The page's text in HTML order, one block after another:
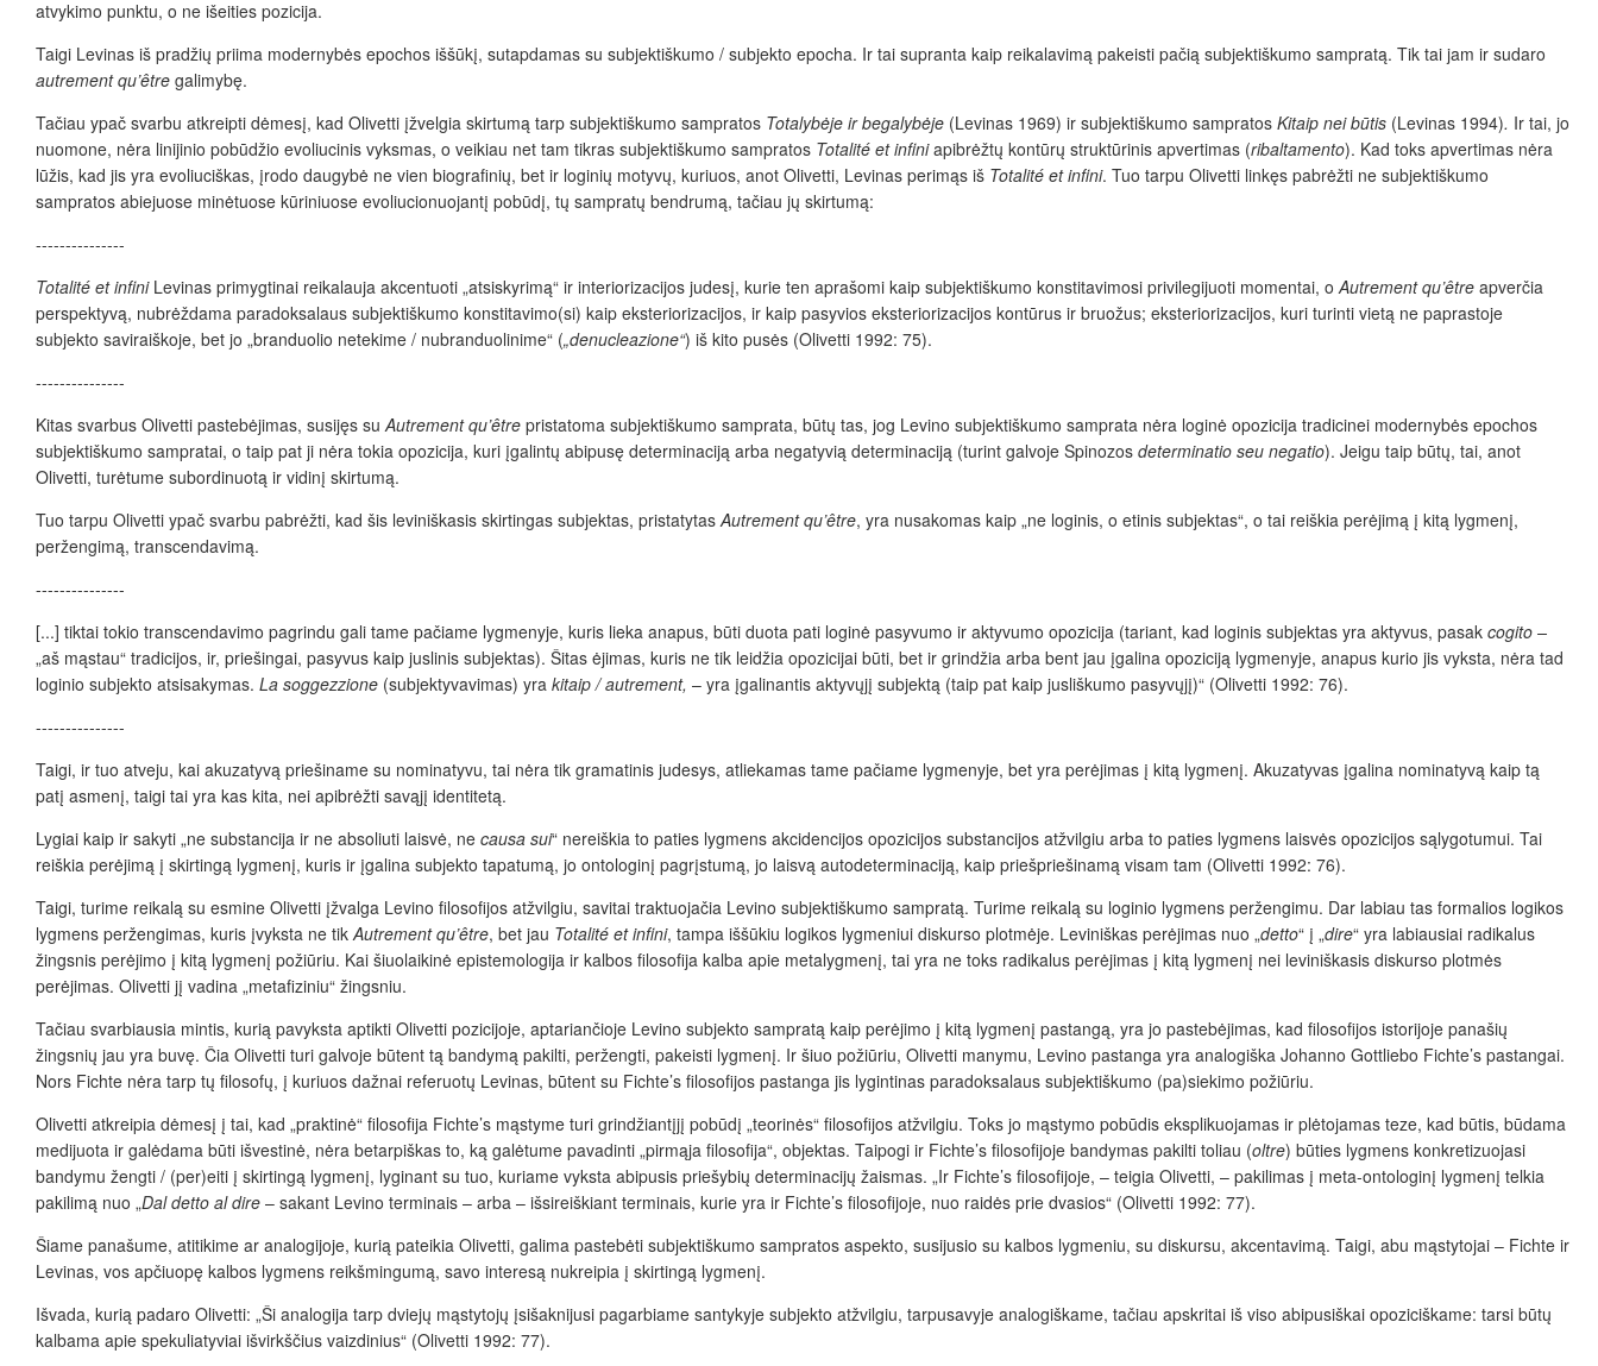
atvykimo punktu, o ne išeities pozicija.
Taigi Levinas iš pradžių priima modernybės epochos iššūkį, sutapdamas su subjektiškumo / subjekto epocha. Ir tai supranta kaip reikalavimą pakeisti pačią subjektiškumo sampratą. Tik tai jam ir sudaro
autrement qu’être galimybę.
Tačiau ypač svarbu atkreipti dėmesį, kad Olivetti įžvelgia skirtumą tarp subjektiškumo sampratos Totalybėje ir begalybėje (Levinas 1969) ir subjektiškumo sampratos Kitaip nei būtis (Levinas 1994). Ir tai, jo
nuomone, nėra linijinio pobūdžio evoliucinis vyksmas, o veikiau net tam tikras subjektiškumo sampratos Totalité et infiniapibrėžtų kontūrų struktūrinis apvertimas (ribaltamento). Kad toks apvertimas nėra
lūžis, kad jis yra evoliuciškas, įrodo daugybė ne vien biografinių, bet ir loginių motyvų, kuriuos, anot Olivetti, Levinas perimąs iš Totalité et infini. Tuo tarpu Olivetti linkęs pabrėžti ne subjektiškumo
sampratos abiejuose minėtuose kūriniuose evoliucionuojantį pobūdį, tų sampratų bendrumą, tačiau jų skirtumą:
---------------
Totalité et infini Levinas primygtinai reikalauja akcentuoti „atsiskyrimą“ ir interiorizacijos judesį, kurie ten aprašomi kaip subjektiškumo konstitavimosi privilegijuoti momentai, oAutrement qu’être apverčia
perspektyvą, nubrėždama paradoksalaus subjektiškumo konstitavimo(si) kaip eksteriorizacijos, ir kaip pasyvios eksteriorizacijos kontūrus ir bruožus; eksteriorizacijos, kuri turinti vietą ne paprastoje
subjekto saviraiškoje, bet jo „branduolio netekime / nubranduolinime“ („denucleazione“) iš kito pusės (Olivetti 1992: 75).
---------------
Kitas svarbus Olivetti pastebėjimas, susijęs suAutrement qu’être pristatoma subjektiškumo samprata, būtų tas, jog Levino subjektiškumo samprata nėra loginė opozicija tradicinei modernybės epochos
subjektiškumo sampratai, o taip pat ji nėra tokia opozicija, kuri įgalintų abipusę determinaciją arba negatyvią determinaciją (turint galvoje Spinozos determinatio seu negatio). Jeigu taip būtų, tai, anot
Olivetti, turėtume subordinuotą ir vidinį skirtumą.
Tuo tarpu Olivetti ypač svarbu pabrėžti, kad šis leviniškasis skirtingas subjektas, pristatytasAutrement qu’être, yra nusakomas kaip „ne loginis, o etinis subjektas“, o tai reiškia perėjimą į kitą lygmenį,
peržengimą, transcendavimą.
---------------
[...] tiktai tokio transcendavimo pagrindu gali tame pačiame lygmenyje, kuris lieka anapus, būti duota pati loginė pasyvumo ir aktyvumo opozicija (tariant, kad loginis subjektas yra aktyvus, pasak cogito –
„aš mąstau“ tradicijos, ir, priešingai, pasyvus kaip juslinis subjektas). Šitas ėjimas, kuris ne tik leidžia opozicijai būti, bet ir grindžia arba bent jau įgalina opoziciją lygmenyje, anapus kurio jis vyksta, nėra tad
loginio subjekto atsisakymas. La soggezzione (subjektyvavimas) yra kitaip / autrement, – yra įgalinantis aktyvųjį subjektą (taip pat kaip jusliškumo pasyvųjį)“ (Olivetti 1992: 76).
---------------
Taigi, ir tuo atveju, kai akuzatyvą priešiname su nominatyvu, tai nėra tik gramatinis judesys, atliekamas tame pačiame lygmenyje, bet yra perėjimas į kitą lygmenį. Akuzatyvas įgalina nominatyvą kaip tą
patį asmenį, taigi tai yra kas kita, nei apibrėžti savąjį identitetą.
Lygiai kaip ir sakyti „ne substancija ir ne absoliuti laisvė, ne causa sui“ nereiškia to paties lygmens akcidencijos opozicijos substancijos atžvilgiu arba to paties lygmens laisvės opozicijos sąlygotumui. Tai
reiškia perėjimą į skirtingą lygmenį, kuris ir įgalina subjekto tapatumą, jo ontologinį pagrįstumą, jo laisvą autodeterminaciją, kaip priešpriešinamą visam tam (Olivetti 1992: 76).
Taigi, turime reikalą su esmine Olivetti įžvalga Levino filosofijos atžvilgiu, savitai traktuojačia Levino subjektiškumo sampratą. Turime reikalą su loginio lygmens peržengimu. Dar labiau tas formalios logikos
lygmens peržengimas, kuris įvyksta ne tikAutrement qu’être, bet jau Totalité et infini, tampa iššūkiu logikos lygmeniui diskurso plotmėje. Leviniškas perėjimas nuo „detto“ į „dire“ yra labiausiai radikalus
žingsnis perėjimo į kitą lygmenį požiūriu. Kai šiuolaikinė epistemologija ir kalbos filosofija kalba apie metalyg­menį, tai yra ne toks radikalus perėjimas į kitą lygmenį nei leviniškasis diskurso plotmės
perėjimas. Olivetti jį vadina „metafiziniu“ žingsniu.
Tačiau svarbiausia mintis, kurią pavyksta aptikti Olivetti pozicijoje, aptariančioje Levino subjekto sampratą kaip perėjimo į kitą lygmenį pastangą, yra jo pastebėjimas, kad filosofijos istorijoje panašių
žingsnių jau yra buvę. Čia Olivetti turi galvoje būtent tą bandymą pakilti, peržengti, pakeisti lygmenį. Ir šiuo požiūriu, Olivetti manymu, Levino pastanga yra analogiška Johanno Gottliebo Fichte’s pastangai.
Nors Fichte nėra tarp tų filosofų, į kuriuos dažnai referuotų Levinas, būtent su Fichte’s filosofijos pastanga jis lygintinas paradoksalaus subjektiškumo (pa)siekimo požiūriu.
Olivetti atkreipia dėmesį į tai, kad „praktinė“ filosofija Fichte’s mąstyme turi grindžiantįjį pobūdį „teorinės“ filosofijos atžvilgiu. Toks jo mąstymo pobūdis eksplikuojamas ir plėtojamas teze, kad būtis, būdama
medijuota ir galėdama būti išvestinė, nėra betarpiškas to, ką galėtume pavadinti „pirmąja filosofija“, objektas. Taipogi ir Fichte’s filosofijoje bandymas pakilti toliau (oltre) būties lygmens konkretizuojasi
bandymu žengti / (per)eiti į skirtingą lygmenį, lyginant su tuo, kuriame vyksta abipusis priešybių determinacijų žaismas. „Ir Fichte’s filosofijoje, – teigia Olivetti, – pakilimas į meta-ontologinį lygmenį telkia
pakilimą nuo „Dal detto al dire – sakant Levino terminais – arba – išsireiškiant terminais, kurie yra ir Fichte’s filosofijoje, nuo raidės prie dvasios“ (Olivetti 1992: 77).
Šiame panašume, atitikime ar analogijoje, kurią pateikia Olivetti, galima pastebėti subjektiškumo sampratos aspekto, susijusio su kalbos lygmeniu, su diskursu, akcentavimą. Taigi, abu mąstytojai – Fichte ir
Levinas, vos apčiuopę kalbos lygmens reikšmingumą, savo interesą nukreipia į skirtingą lygmenį.
Išvada, kurią padaro Olivetti: „Ši analogija tarp dviejų mąstytojų įsišaknijusi pagarbiame santykyje subjekto atžvilgiu, tarpusavyje analogiškame, tačiau apskritai iš viso abipusiškai opoziciškame: tarsi būtų
kalbama apie spekuliatyviai išvirkščius vaizdinius“ (Olivetti 1992: 77).